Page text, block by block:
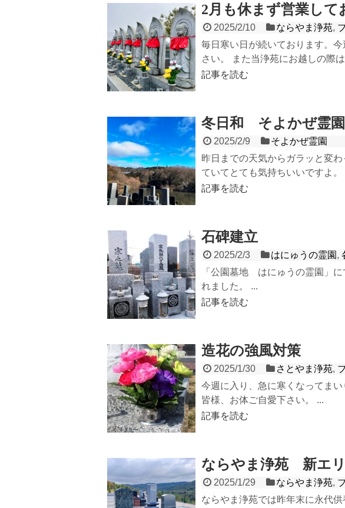
2月も休まず営業して
2025/2/10 ならやま浄苑,
毎日寒い日が続いております。
さい。 また当浄苑にお越しの際
記事を読む
冬日和 そよかぜ霊園
2025/2/9
そよかぜ霊園
昨日までの天気からガラッと変
ていてとても気持ちいいですよ。
記事を読む
石碑建立
2025/2/3 はにゅうの霊園 ,
「公園墓地 はにゅうの霊園」
れました。 ...
記事を読む
造花の強風対策
2025/1/30 さとやま浄苑,
今週に入り、急に寒くなってま
皆様、お体ご自愛下さい。 ...
記事を読む
ならやま浄苑 新エ
2025/1/29 ならやま浄苑,
ならやま浄苑では昨年末に永代